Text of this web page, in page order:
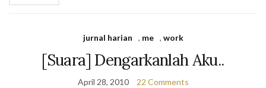
jurnal harian , me , work
[Suara] Dengarkanlah Aku..
April 28, 2010 22 Comments